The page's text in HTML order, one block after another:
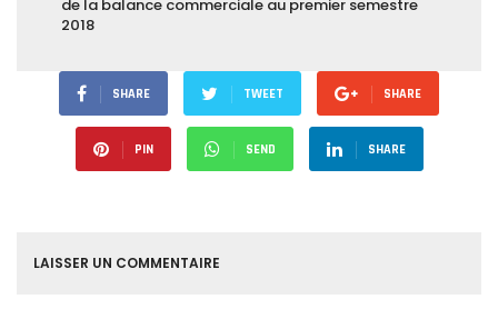
de la balance commerciale au premier semestre
2018
SHARE TWEET SHARE
PIN SEND SHARE
LAISSER UN COMMENTAIRE